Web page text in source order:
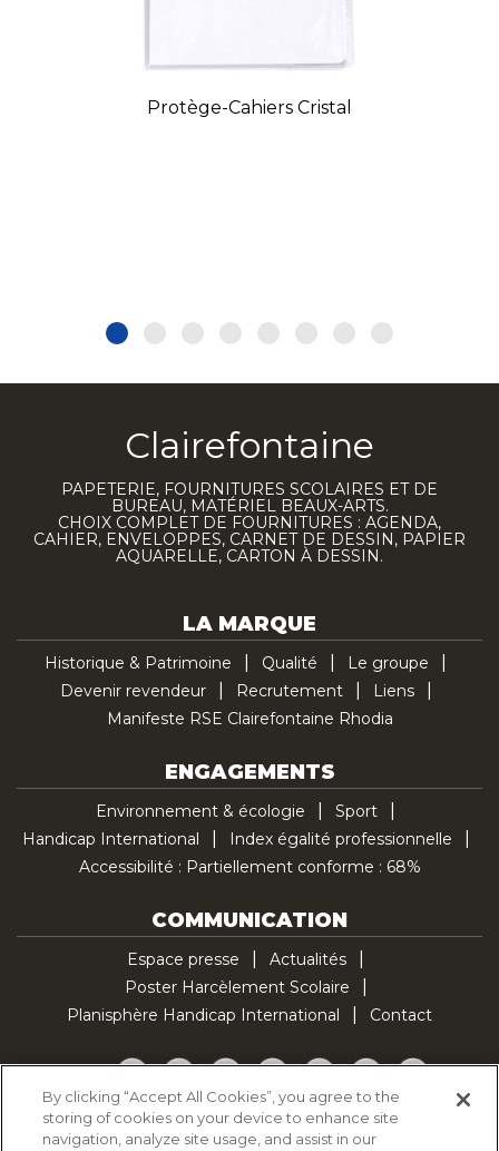
Protège-Cahiers Cristal
Clairefontaine
PAPETERIE, FOURNITURES SCOLAIRES ET DE
BUREAU, MATÉRIEL BEAUX-ARTS.
CHOIX COMPLET DE FOURNITURES : AGENDA,
CAHIER, ENVELOPPES, CARNET DE DESSIN, PAPIER
AQUARELLE, CARTON À DESSIN.
LA MARQUE
Historique & Patrimoine Qualité
Le groupe
Devenir revendeur
Recrutement
Liens
Manifeste RSE Clairefontaine Rhodia
ENGAGEMENTS
Environnement & écologie
Sport
Handicap International
Index égalité professionnelle
Accessibilité : Partiellement conforme : 68%
COMMUNICATION
Espace presse
Actualités
Poster Harcèlement Scolaire
Planisphère Handicap International
Contact
Facebook
TwitterYouTubePinterestInstagramLinkedInTikTok
Politique d'utilisation des cookies
By clicking “Accept All Cookies”, you agree to the
storing of cookies on your device to enhance site
navigation, analyze site usage, and assist in our